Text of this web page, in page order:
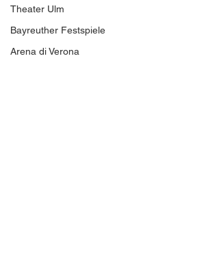
Theater Ulm
Bayreuther Festspiele
Arena di Verona